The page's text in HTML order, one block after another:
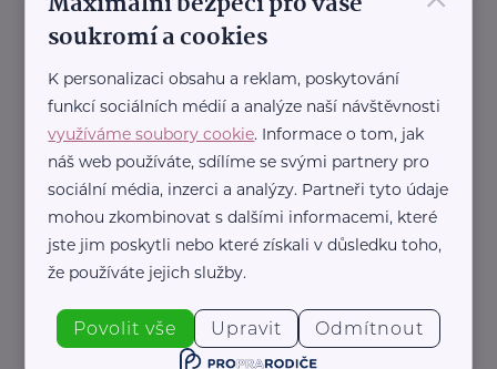
Ziková Magdalena
S cizincem v kupé
Zajímavost
soukromí a cookies
K personalizaci obsahu a reklam, poskytování
funkcí sociálních médií a analýze naší návštěvnosti
využíváme soubory cookie. Informace o tom, jak
náš web používáte, sdílíme se svými partnery pro
sociální média, inzerci a analýzy. Partneři tyto údaje
mohou zkombinovat s dalšími informacemi, které
jste jim poskytli nebo které získali v důsledku toho,
že používáte jejich služby.
Povolit vše Upravit Odmítnout